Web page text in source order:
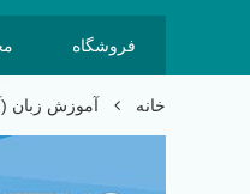
فروشگاه
خانه آموزش زبان